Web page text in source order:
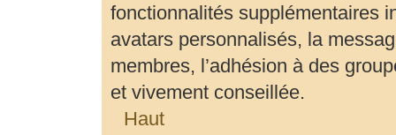
fonctionnalités supplémentaires
avatars personnalisés, la
membres, l’adhésion à des
et vivement conseillée.
Haut